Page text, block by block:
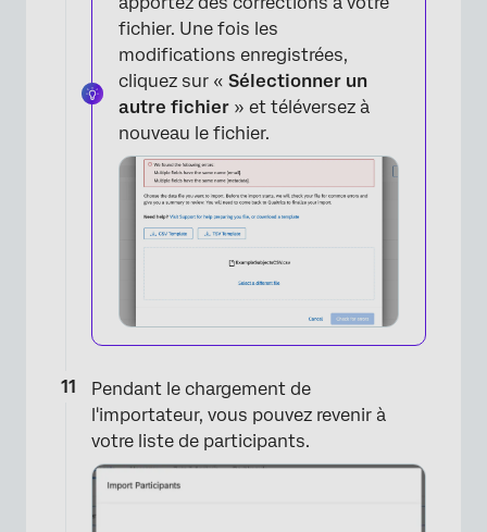
fichier. Une fois les
modifications enregistrées,
cliquez sur « Sélectionner un
autre fichier » et téléversez à
nouveau le fichier.
Pendant le chargement de
l'importateur, vous pouvez revenir à
votre liste de participants.